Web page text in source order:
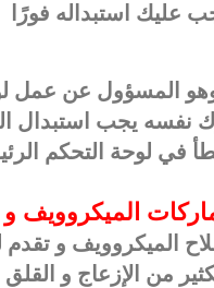
عليك استبداله فورًا
المسؤول عن عمل
نفسه يجب استبدال
في لوحة التحكم
الميكروويف و
الميكروويف و
من الإزعاج و